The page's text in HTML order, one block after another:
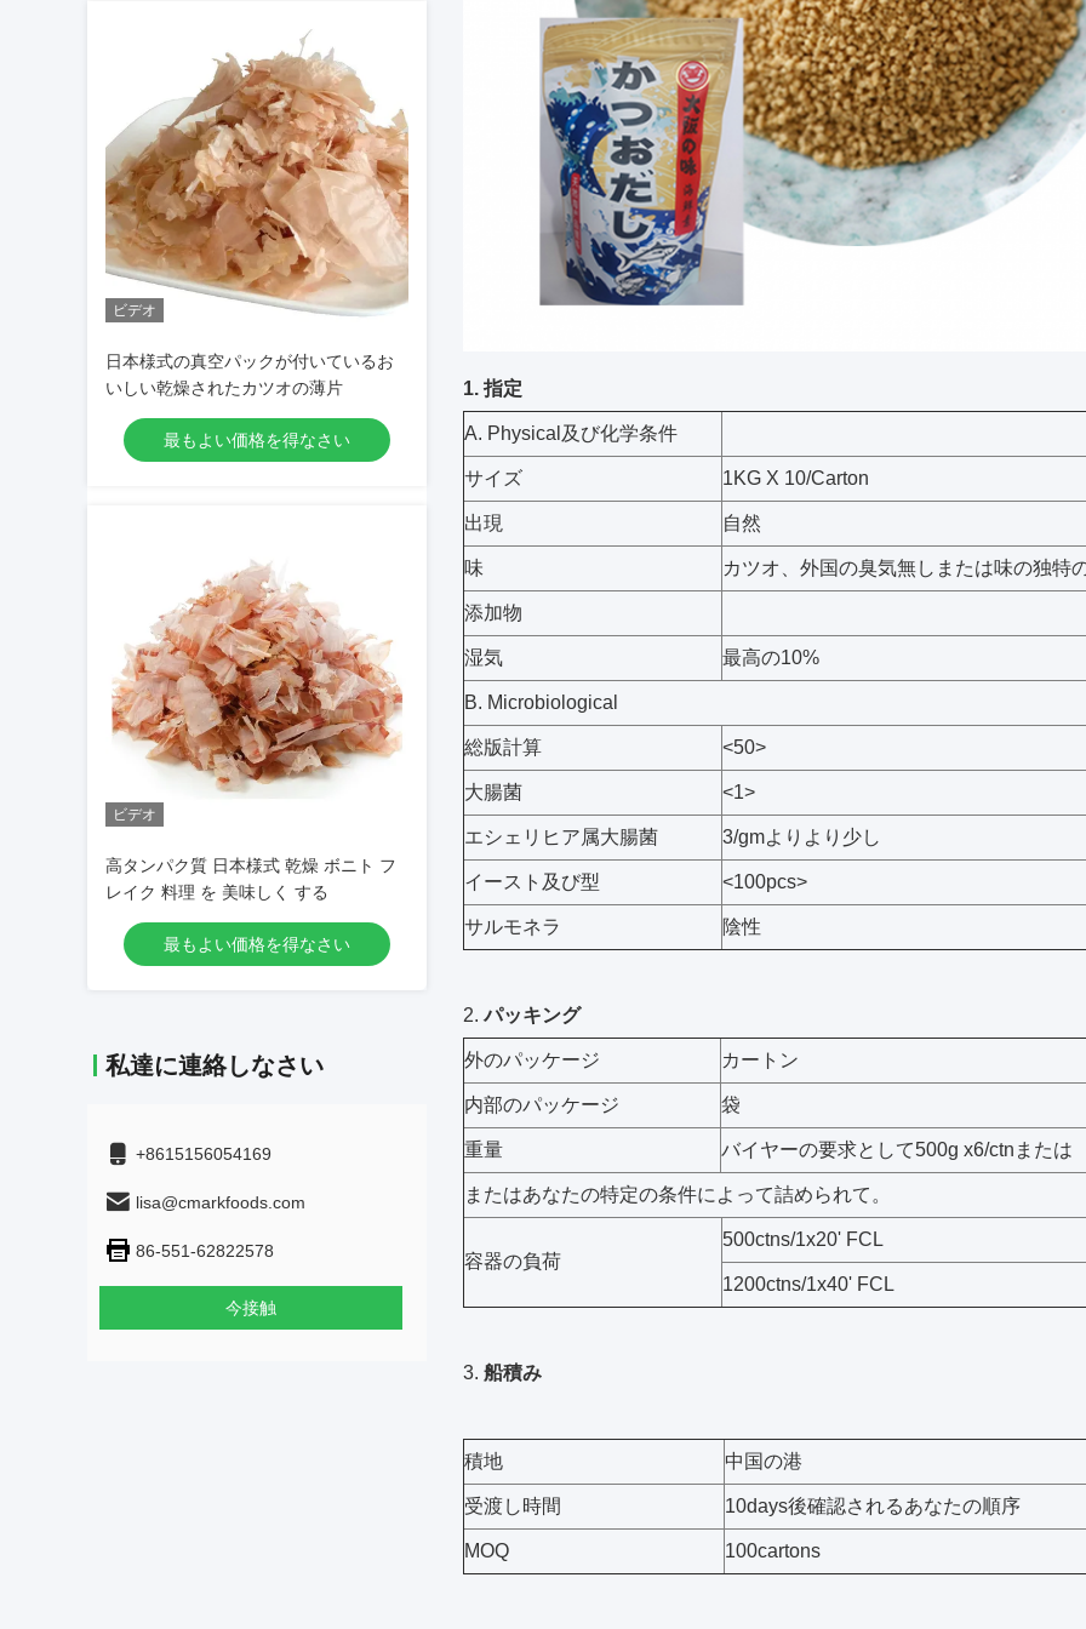
ビデオ
日本様式の真空パックが付いているお
いしい乾燥されたカツオの薄片
最もよい価格を得なさい
ビデオ
高タンパク質 日本様式 乾燥 ボニト フ
レイク 料理 を 美味しく する
最もよい価格を得なさい
私達に連絡しなさい
+8615156054169
lisa@cmarkfoods.com
86-551-62822578
今接触
1. 指定
A. Physical及び化学条件
サイズ 1KG X 10/Carton
出現 自然
味 カツオ、外国の臭気無しまたは味の独特
添加物
湿気 最高の10%
B. Microbiological
総版計算 <50>
大腸菌 <1>
エシェリヒア属大腸菌 3/gmよりより少し
イースト及び型 <100pcs>
サルモネラ 陰性
2.パッキング
外のパッケージ カートン
内部のパッケージ 袋
重量 バイヤーの要求として500g x6/ctnまたは
またはあなたの特定の条件によって詰められて。
容器の負荷
500ctns/1x20' FCL
1200ctns/1x40' FCL
3. 船積み
積地 中国の港
受渡し時間 10days後確認されるあなたの順序
MOQ 100cartons